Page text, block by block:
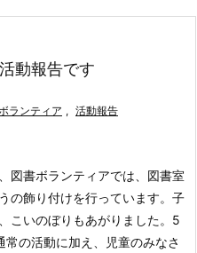
動報告です
ランティア , 活動報告
図書ボランティアでは、図書室
の飾り付けを行っています。 子
こいのぼりもあがりました。 5
常の活動に加え、児童のみなさ